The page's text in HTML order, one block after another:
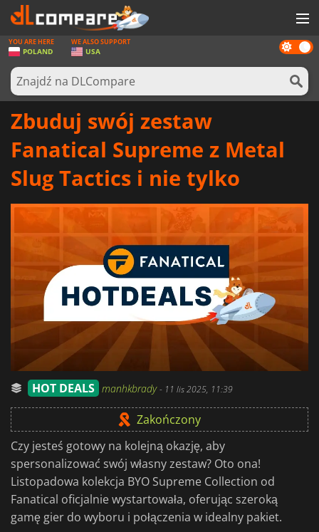
GRY
KARTY DO GIER
OPROGRAMOWANIE
AKTUALNOŚCI
ZALOGUJ SIĘ LUB ZAREJESTRUJ
Dark
mode
YOU ARE HERE
POLAND
WE ALSO SUPPORT
USA
Zbuduj swój zestaw
Fanatical Supreme z Metal
Slug Tactics i nie tylko
HOT DEALS manhkbrady- 11 lis 2025, 11:39
Zakończony
Czy jesteś gotowy na kolejną okazję, aby
spersonalizować swój własny zestaw? Oto ona!
Listopadowa kolekcja BYO Supreme Collection od
Fanatical oficjalnie wystartowała, oferując szeroką
gamę gier do wyboru i połączenia w idealny pakiet.